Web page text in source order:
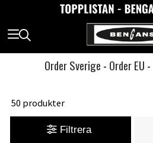
Order Sverige - Order EU -
50 produkter
Filtrera